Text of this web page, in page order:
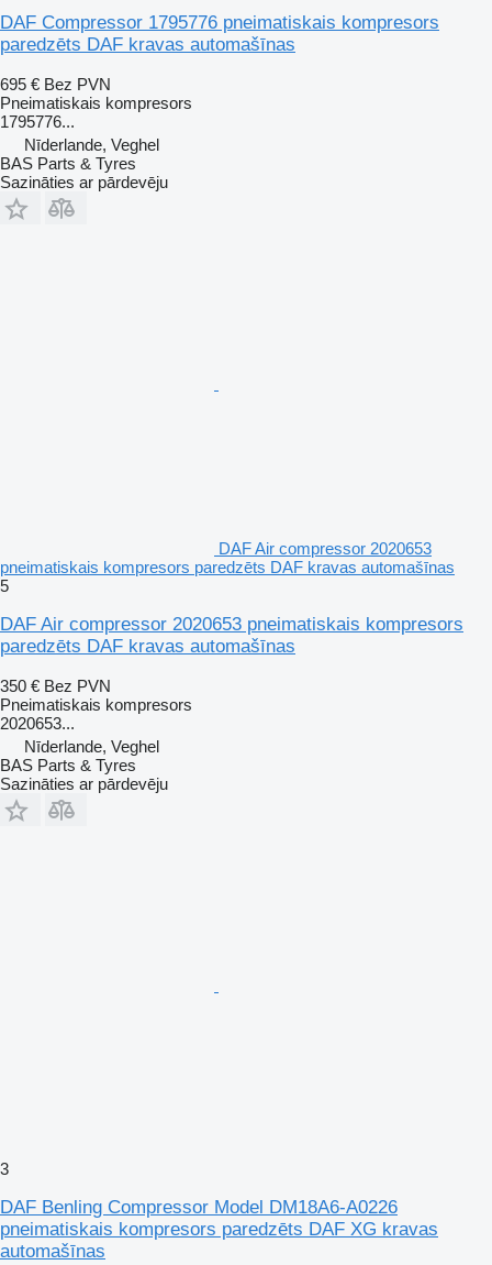
DAF Compressor 1795776 pneimatiskais kompresors
paredzēts DAF kravas automašīnas
695 € Bez PVN
Pneimatiskais kompresors
1795776...
Nīderlande, Veghel
BAS Parts & Tyres
Sazināties ar pārdevēju
DAF Air compressor 2020653
pneimatiskais kompresors paredzēts DAF kravas automašīnas
5
DAF Air compressor 2020653 pneimatiskais kompresors
paredzēts DAF kravas automašīnas
350 € Bez PVN
Pneimatiskais kompresors
2020653...
Nīderlande, Veghel
BAS Parts & Tyres
Sazināties ar pārdevēju
3
DAF Benling Compressor Model DM18A6-A0226
pneimatiskais kompresors paredzēts DAF XG kravas
automašīnas